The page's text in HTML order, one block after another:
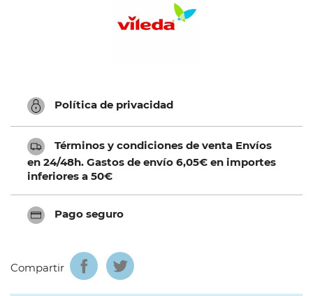
Política de privacidad
Términos y condiciones de venta Envíos
en 24/48h. Gastos de envío 6,05€ en importes
inferiores a 50€
Pago seguro
Compartir